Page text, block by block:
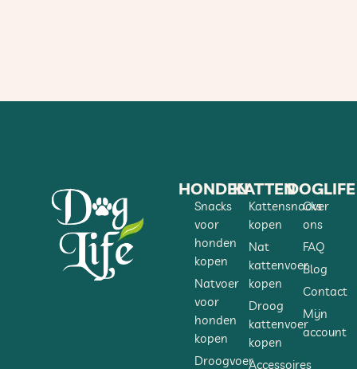
HONDEN
Snacks
voor
honden
kopen
Natvoer
voor
honden
kopen
Droogvoer
KATTEN
Kattensnacks
kopen
Nat
kattenvoer
kopen
Droog
kattenvoer
kopen
Accessoires
DOGLIFE
Over
ons
FAQ
Blog
Contact
Mijn
account